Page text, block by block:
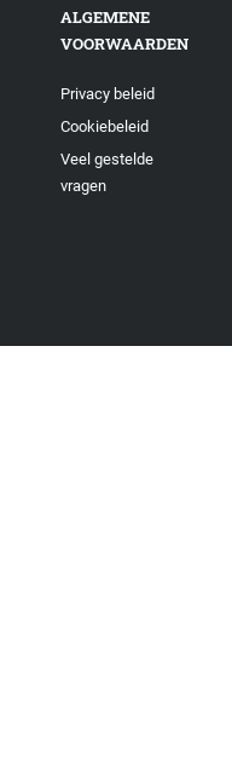
ALGEMENE
VOORWAARDEN
Privacy beleid
Cookiebeleid
Veel gestelde
vragen